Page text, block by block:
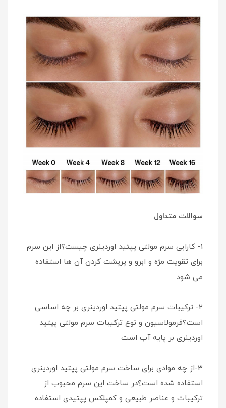
سوالات متداول
1- کارایی سرم مولتی پپتید اوردینری چیست؟از این سرم
برای تقویت مژه و ابرو و پرپشت کردن آن ها استفاده
می شود.
2- ترکیبات سرم مولتی پپتید اوردینری بر چه اساسی
است؟فرمولاسیون و نوع ترکیبات سرم مولتی پپتید
اوردینری بر پایه آب است
3-از چه موادی برای ساخت سرم مولتی پپتید اوردینری
استفاده شده است؟در ساخت این سرم محبوب از
ترکیبات و عناصر طبیعی و کمپلکس پپتیدی استفاده